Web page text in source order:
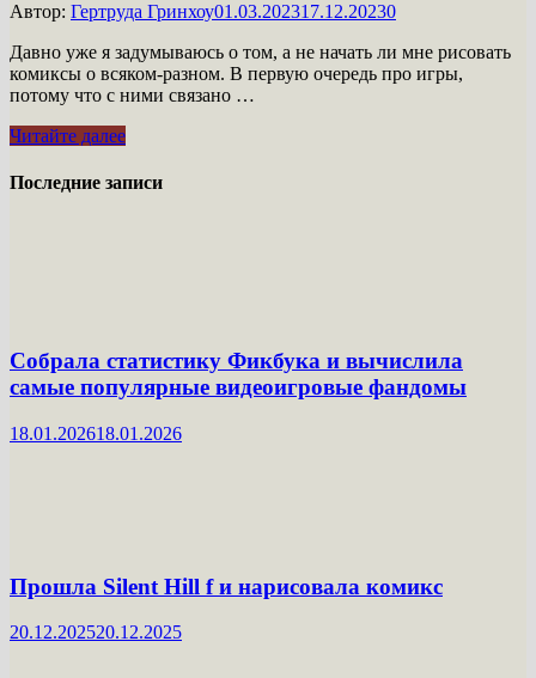
Автор: Гертруда Гринхоу01.03.202317.12.20230
Давно уже я задумываюсь о том, а не начать ли мне рисовать
комиксы о всяком-разном. В первую очередь про игры,
потому что с ними связано …
Мой
по
Hollow
Читайте далее
Последние записи
Собрала статистику Фикбука и вычислила
самые популярные видеоигровые фандомы
18.01.202618.01.2026
Прошла Silent Hill f и нарисовала комикс
20.12.202520.12.2025